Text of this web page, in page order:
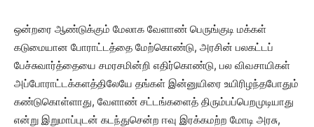
ஒன்றரை ஆண்டுக்கும் மேலாக வேளாண் பெருங்குடி மக்கள்
கடுமையான போராட்டத்தை மேற்கொண்டு, அரசின் பலகட்டப்
பேச்சுவார்த்தையை சமரசமின்றி எதிர்கொண்டு, பல விவசாயிகள்
அப்போராட்டக்களத்திலேயே தங்கள் இன்னுயிரை உயிரிழந்தபோதும்
கண்டுகொள்ளாது, வேளாண் சட்டங்களைத் திரும்பப்பெறமுடியாது
என்று இறுமாப்புடன் கடந்துசென்ற ஈவு இரக்கமற்ற மோடி அரசு,